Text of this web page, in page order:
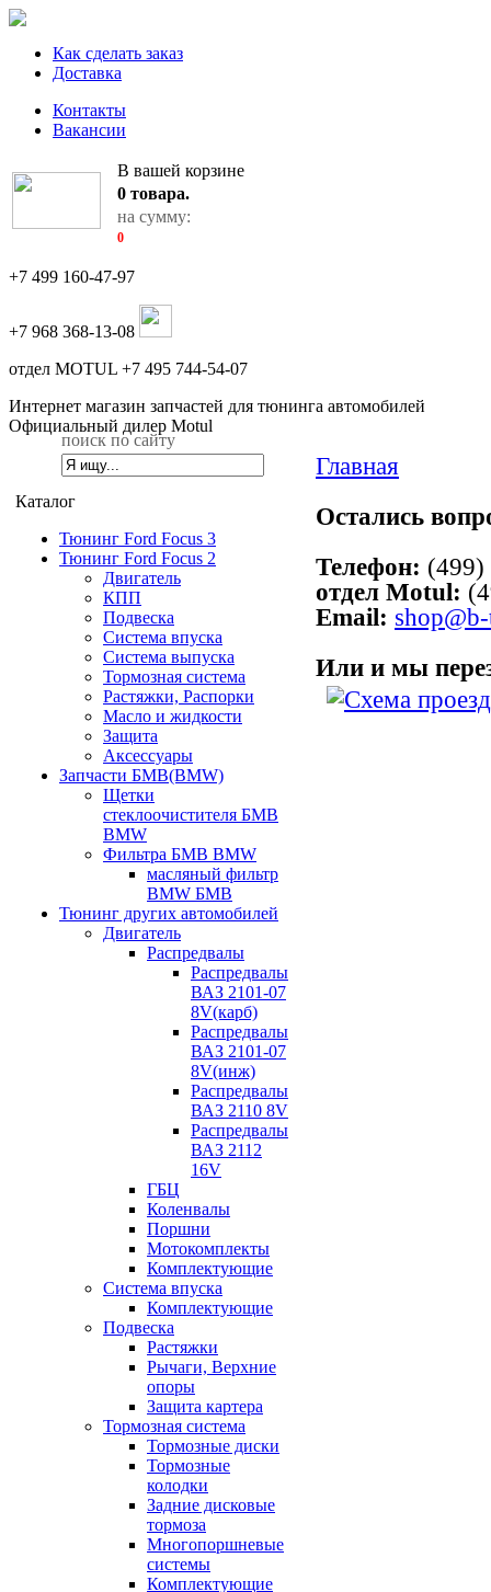
Как сделать заказ
Доставка
Контакты
Вакансии
В вашей корзине
0 товара.
на сумму:
0
+7 499 160-47-97
+7 968 368-13-08
отдел MOTUL +7 495 744-54-07
Интернет магазин запчастей для тюнинга автомобилей
Официальный дилер Motul
поиск по сайту
Каталог
Тюнинг Ford Focus 3
Тюнинг Ford Focus 2
Двигатель
КПП
Подвеска
Система впуска
Система выпуска
Тормозная система
Растяжки, Распорки
Масло и жидкости
Защита
Аксессуары
Запчасти БМВ(BMW)
Щетки
стеклоочистителя БМВ
BMW
Фильтра БМВ BMW
масляный фильтр
BMW БМВ
Тюнинг других автомобилей
Двигатель
Распредвалы
Распредвалы
ВАЗ 2101-07
8V(карб)
Распредвалы
ВАЗ 2101-07
8V(инж)
Распредвалы
ВАЗ 2110 8V
Распредвалы
ВАЗ 2112
16V
ГБЦ
Коленвалы
Поршни
Мотокомплекты
Комплектующие
Система впуска
Комплектующие
Подвеска
Растяжки
Рычаги, Верхние
опоры
Защита картера
Тормозная система
Тормозные диски
Тормозные
колодки
Задние дисковые
тормоза
Многопоршневые
системы
Комплектующие
Главная
Остались
Телефон: (499)
отдел Motul:
Email:
Или и мы